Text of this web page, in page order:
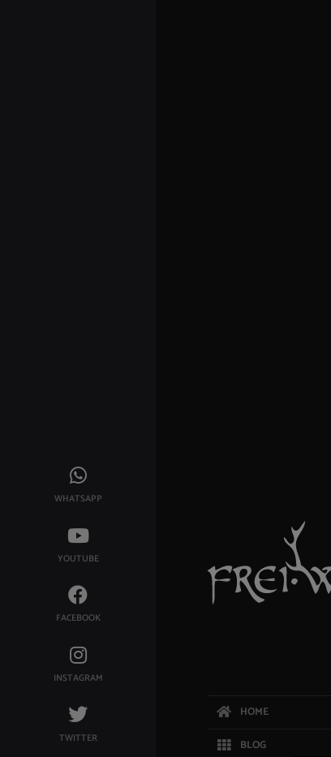
WHATSAPP
YOUTUBE
FACEBOOK
INSTAGRAM
TWITTER
HOME
BLOG